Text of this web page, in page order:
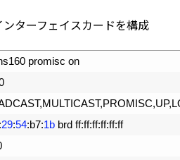
ターフェイスカードを構成
promisc on
,MULTICAST,PROMISC,UP,
:29:54:b7:1b brd ff:ff:ff:ff:ff:ff